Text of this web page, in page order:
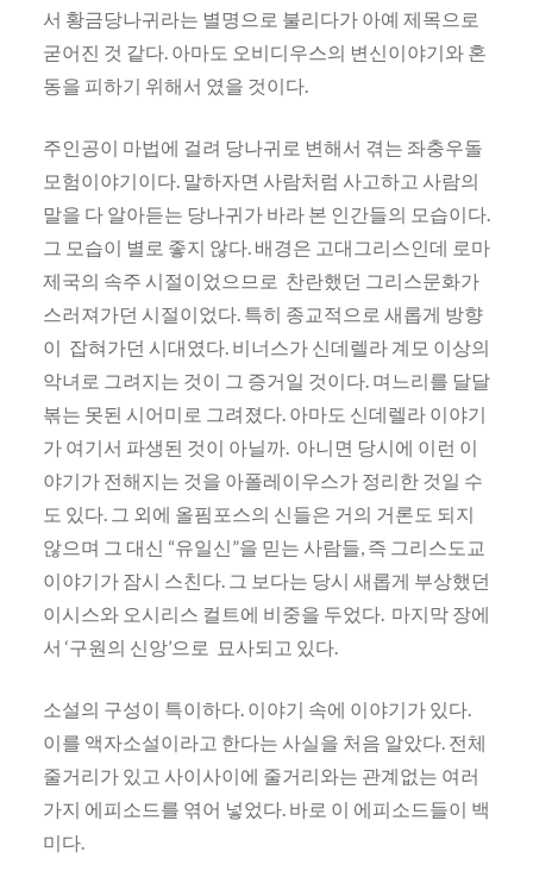
서 황금당나귀라는 별명으로 불리다가 아예 제목으로
굳어진 것 같다. 아마도 오비디우스의 변신이야기와 혼
동을 피하기 위해서 였을 것이다.
주인공이 마법에 걸려 당나귀로 변해서 겪는 좌충우돌
모험이야기이다. 말하자면 사람처럼 사고하고 사람의
말을 다 알아듣는 당나귀가 바라 본 인간들의 모습이다.
그 모습이 별로 좋지 않다. 배경은 고대그리스인데 로마
제국의 속주 시절이었으므로 찬란했던 그리스문화가
스러져가던 시절이었다. 특히 종교적으로 새롭게 방향
이 잡혀가던 시대였다. 비너스가 신데렐라 계모 이상의
악녀로 그려지는 것이 그 증거일 것이다. 며느리를 달달
볶는 못된 시어미로 그려졌다. 아마도 신데렐라 이야기
가 여기서 파생된 것이 아닐까. 아니면 당시에 이런 이
야기가 전해지는 것을 아폴레이우스가 정리한 것일 수
도 있다. 그 외에 올핌포스의 신들은 거의 거론도 되지
않으며 그 대신 “유일신”을 믿는 사람들, 즉 그리스도교
이야기가 잠시 스친다. 그 보다는 당시 새롭게 부상했던
이시스와 오시리스 컬트에 비중을 두었다. 마지막 장에
서 ‘구원의 신앙’으로 묘사되고 있다.
소설의 구성이 특이하다. 이야기 속에 이야기가 있다.
이를 액자소설이라고 한다는 사실을 처음 알았다. 전체
줄거리가 있고 사이사이에 줄거리와는 관계없는 여러
가지 에피소드를 엮어 넣었다. 바로 이 에피소드들이 백
미다.